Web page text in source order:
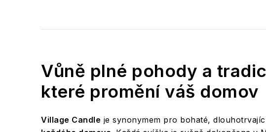
Vůně plné pohody a
které promění váš domov
Village Candle je synonymem pro bohaté,